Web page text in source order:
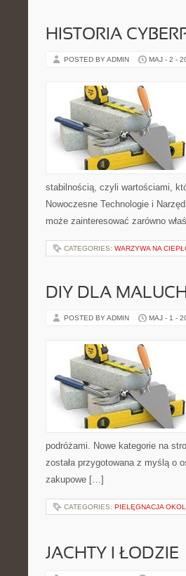
HISTORIA
POSTED BY ADMIN MAJ - 2 -
stabilnością, czyli wartościami,
Nowoczesne Technologie i
może zainteresować zarówno
CATEGORIES: WARZYWA NA
DIY DLA
POSTED BY ADMIN MAJ - 1 -
podróżami. Nowe kategorie na
została przygotowana z myślą o
zakupowe […]
CATEGORIES: PIELĘGNACJA
JACHTY I ŁODZIE